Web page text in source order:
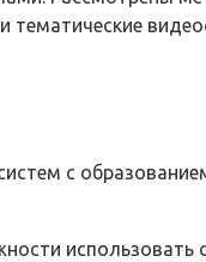
тематические
с
использовать